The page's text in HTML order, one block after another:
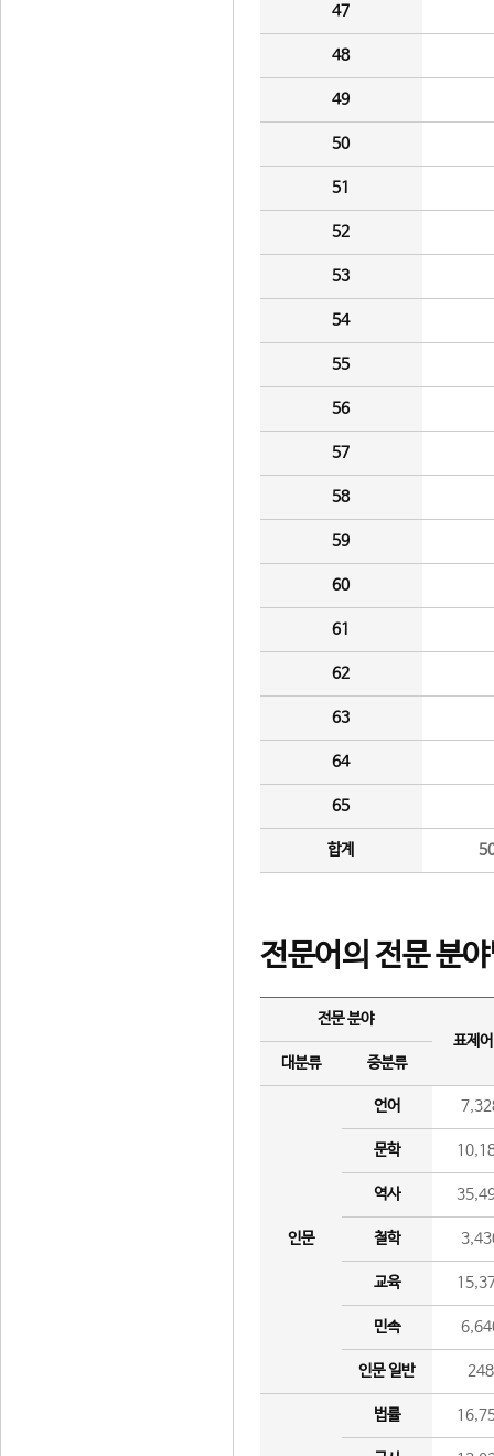
47
48
49
50
51
52
53
54
55
56
57
58
59
60
61
62
63
64
65
합계
전문어의 전문 분
전문 분야
표제
대분류
중분류
인문
언어
문학
역사
철학
교육
민속
인문 일반 248
법률